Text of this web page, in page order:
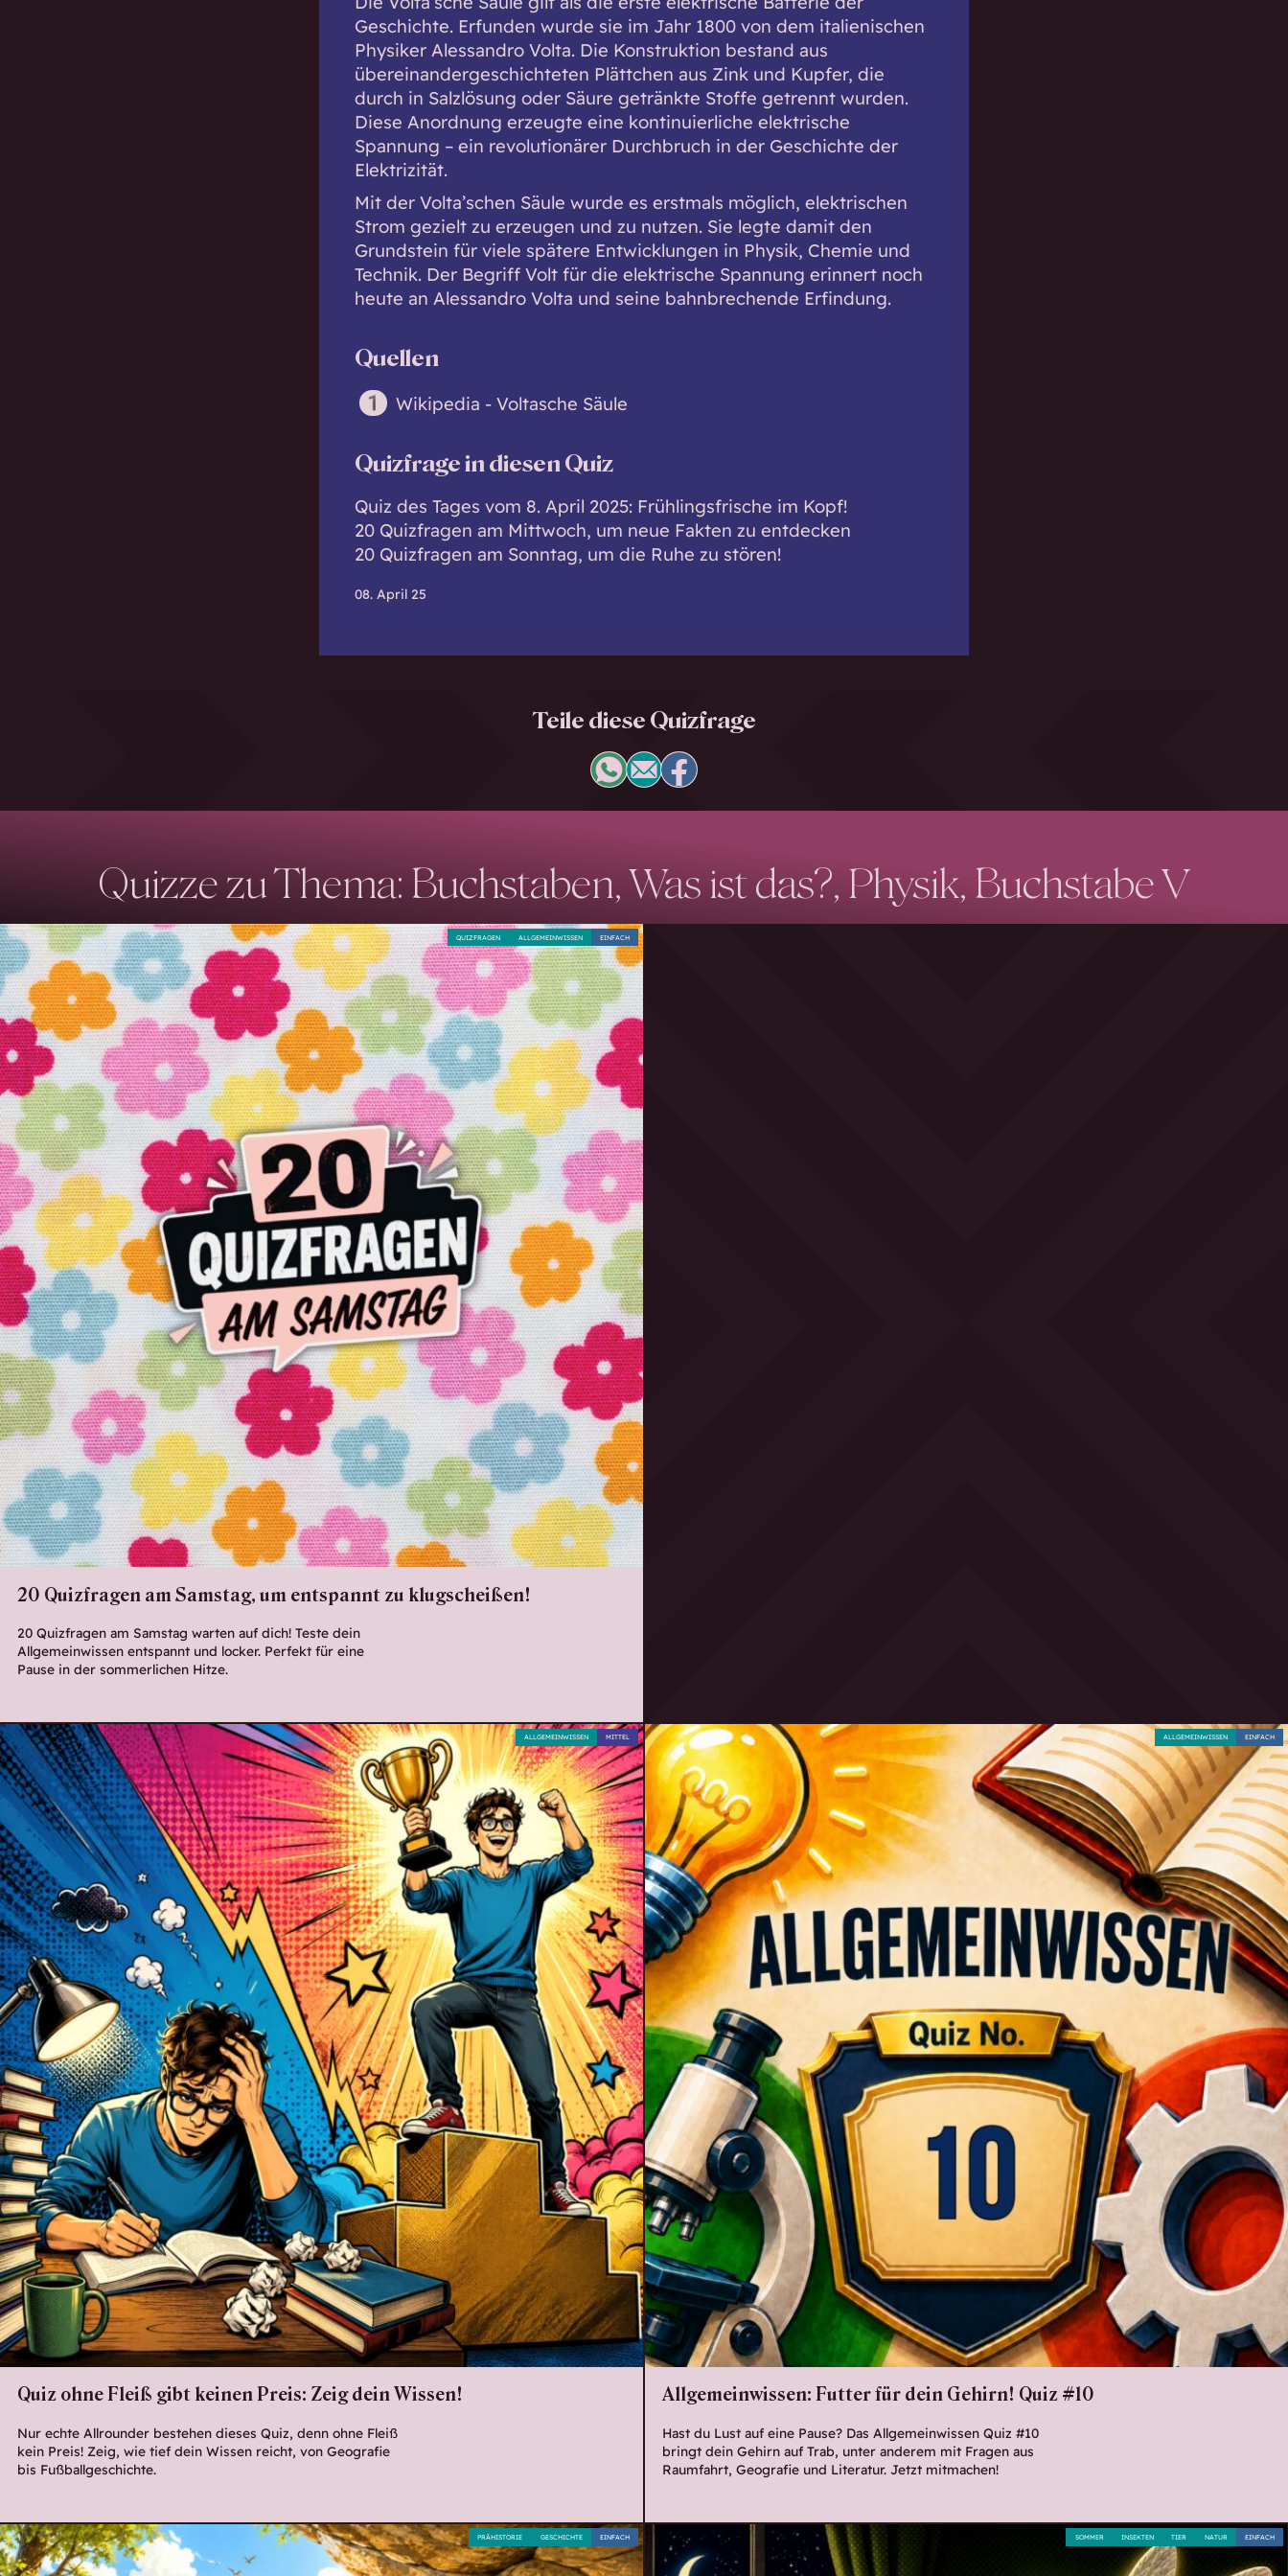
Geschichte. Erfunden wurde sie im Jahr 1800 von dem italienischen
Physiker Alessandro Volta. Die Konstruktion bestand aus
übereinandergeschichteten Plättchen aus Zink und Kupfer, die
durch in Salzlösung oder Säure getränkte Stoffe getrennt wurden.
Diese Anordnung erzeugte eine kontinuierliche elektrische
Spannung – ein revolutionärer Durchbruch in der Geschichte der
Elektrizität.
Mit der Volta’schen Säule wurde es erstmals möglich, elektrischen
Strom gezielt zu erzeugen und zu nutzen. Sie legte damit den
Grundstein für viele spätere Entwicklungen in Physik, Chemie und
Technik. Der Begriff Volt für die elektrische Spannung erinnert noch
heute an Alessandro Volta und seine bahnbrechende Erfindung.
Quellen
Wikipedia - Voltasche Säule
Quizfrage in diesen Quiz
Quiz des Tages vom 8. April 2025: Frühlingsfrische im Kopf!
20 Quizfragen am Mittwoch, um neue Fakten zu entdecken
20 Quizfragen am Sonntag, um die Ruhe zu stören!
08. April 25
Teile diese Quizfrage
Quizze zu Thema: Buchstaben, Was ist das?, Physik, Buchstabe V
20 Quizfragen am Samstag, um entspannt zu klugscheißen!
20 Quizfragen am Samstag warten auf dich! Teste dein
Allgemeinwissen entspannt und locker. Perfekt für eine
Pause in der sommerlichen Hitze.
EINFACH
ALLGEMEINWISSEN
QUIZFRAGEN
Quiz ohne Fleiß gibt keinen Preis: Zeig dein Wissen!
Nur echte Allrounder bestehen dieses Quiz, denn ohne Fleiß
kein Preis! Zeig, wie tief dein Wissen reicht, von Geografie
bis Fußballgeschichte.
MITTEL
ALLGEMEINWISSEN
Allgemeinwissen: Futter für dein Gehirn! Quiz #10
Hast du Lust auf eine Pause? Das Allgemeinwissen Quiz #10
bringt dein Gehirn auf Trab, unter anderem mit Fragen aus
Raumfahrt, Geografie und Literatur. Jetzt mitmachen!
EINFACH
ALLGEMEINWISSEN
EINFACH
GESCHICHTE
PRÄHISTORIE EINFACH
NATUR
TIER
INSEKTEN
SOMMER